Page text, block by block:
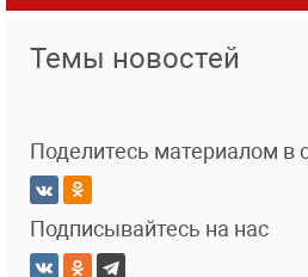
Темы новостей
Поделитесь материалом в
Подписывайтесь на нас